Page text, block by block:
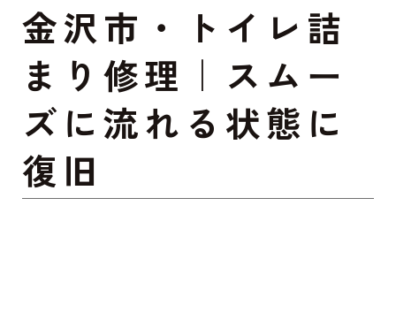
金沢市・トイレ詰
まり修理｜スムー
ズに流れる状態に
復旧